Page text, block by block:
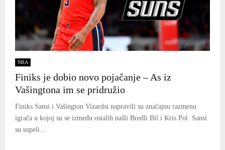
NBA
Finiks je dobio novo pojačanje – As iz
Vašingtona im se pridružio
Finiks Sansi i Vašington Vizardsi napravili su značajnu razmenu
igrača u kojoj su se između ostalih našli Bredli Bil i Kris Pol. Sansi
su uspeli...